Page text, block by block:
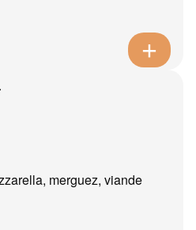
merguez, viande